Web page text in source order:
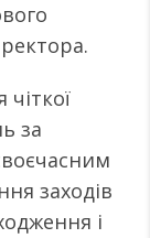
за
заходів
і